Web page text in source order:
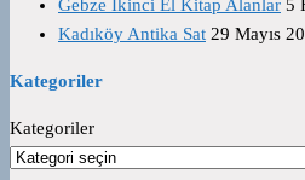
Gebze İkinci El Kitap Alanlar 5
Kadıköy Antika Sat 29 Mayıs
Kategoriler
Kategoriler